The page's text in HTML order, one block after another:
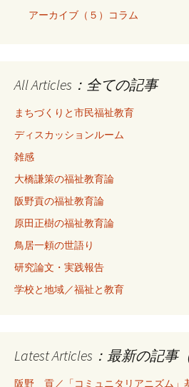
アーカイブ（５）コラム
All Articles：全ての記事
まちづくりと市民福祉教育
ディスカッションルーム
雑感
大橋謙策の福祉教育論
阪野貢の福祉教育論
原田正樹の福祉教育論
鳥居一頼の世語り
研究論文・実践報告
学校と地域／福祉と教育
Latest Articles：最新の記事
阪野 貢／「コミュニタリアニズム」